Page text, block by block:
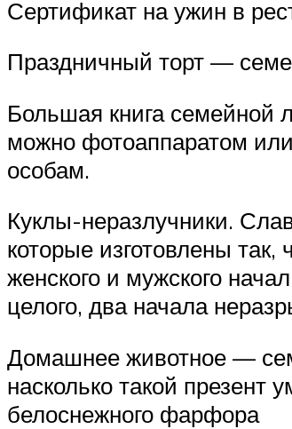
Сертификат на ужин в
Праздничный торт —
Большая книга семейной
можно фотоаппаратом
особам.
Куклы-неразлучники.
которые изготовлены
женского и мужского
целого, два начала
Домашнее животное —
насколько такой презент
белоснежного фарфора